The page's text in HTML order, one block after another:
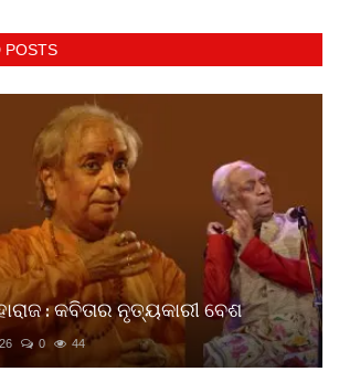
POSTS
: କବିତାର ନୃତ୍ୟକାରୀ ବେଶ
0 44